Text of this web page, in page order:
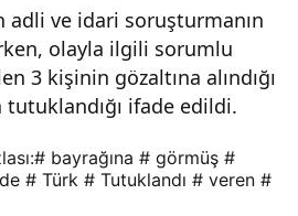
adli ve idari soruşturmanın
olayla ilgili sorumlu
3 kişinin gözaltına alındığı
ifade edildi.
# bayrağına # görmüş #
# Türk # Tutuklandı # veren #